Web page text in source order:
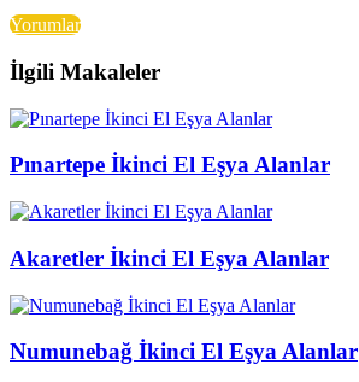
Yorumlar
İlgili Makaleler
Pınartepe İkinci El Eşya Alanlar
Akaretler İkinci El Eşya Alanlar
Numunebağ İkinci El Eşya Alanlar